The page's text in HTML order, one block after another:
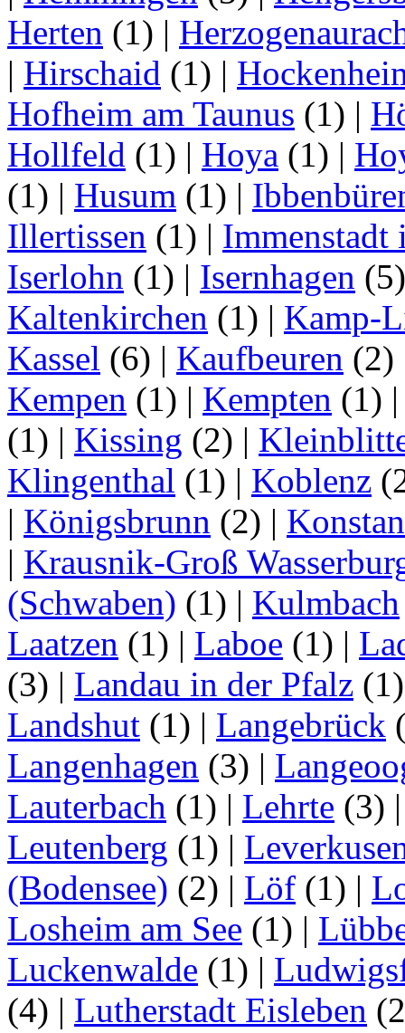
Herten (1) |
| Hirschaid (1) |
Hofheim am Taunus (1) |
Hollfeld (1) | Hoya (1) |
(1) | Husum (1) |
Illertissen (1) | Immenstadt
Iserlohn (1) | Isernhagen
Kaltenkirchen (1) | Kamp-
Kassel (6) | Kaufbeuren (2)
Kempen (1) | Kempten (1)
(1) | Kissing (2) |
Klingenthal (1) | Koblenz
| Königsbrunn (2) |
| Krausnik-Groß
(Schwaben) (1) | Kulmbach
Laatzen (1) | Laboe (1) |
(3) | Landau in der Pfalz
Landshut (1) | Langebrück
Langenhagen (3) |
Lauterbach (1) | Lehrte (3)
Leutenberg (1) |
(Bodensee) (2) | Löf (1) |
Losheim am See (1) |
Luckenwalde (1) |
(4) | Lutherstadt Eisleben